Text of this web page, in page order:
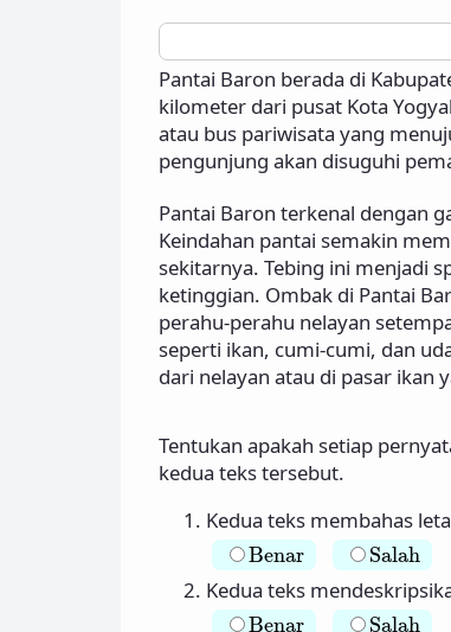
Pantai Baron berada di
kilometer dari pusat Kota
atau bus pariwisata yang
pengunjung akan disuguhi
Pantai Baron terkenal dengan
Keindahan pantai semakin
sekitarnya. Tebing ini menjadi
ketinggian. Ombak di Pantai
perahu-perahu nelayan
seperti ikan, cumi-cumi, dan
dari nelayan atau di pasar ikan
Tentukan apakah setiap
kedua teks tersebut.
Kedua teks membahas
Benar
Benar Salah
Salah
Kedua teks
Benar
Benar Salah
Salah